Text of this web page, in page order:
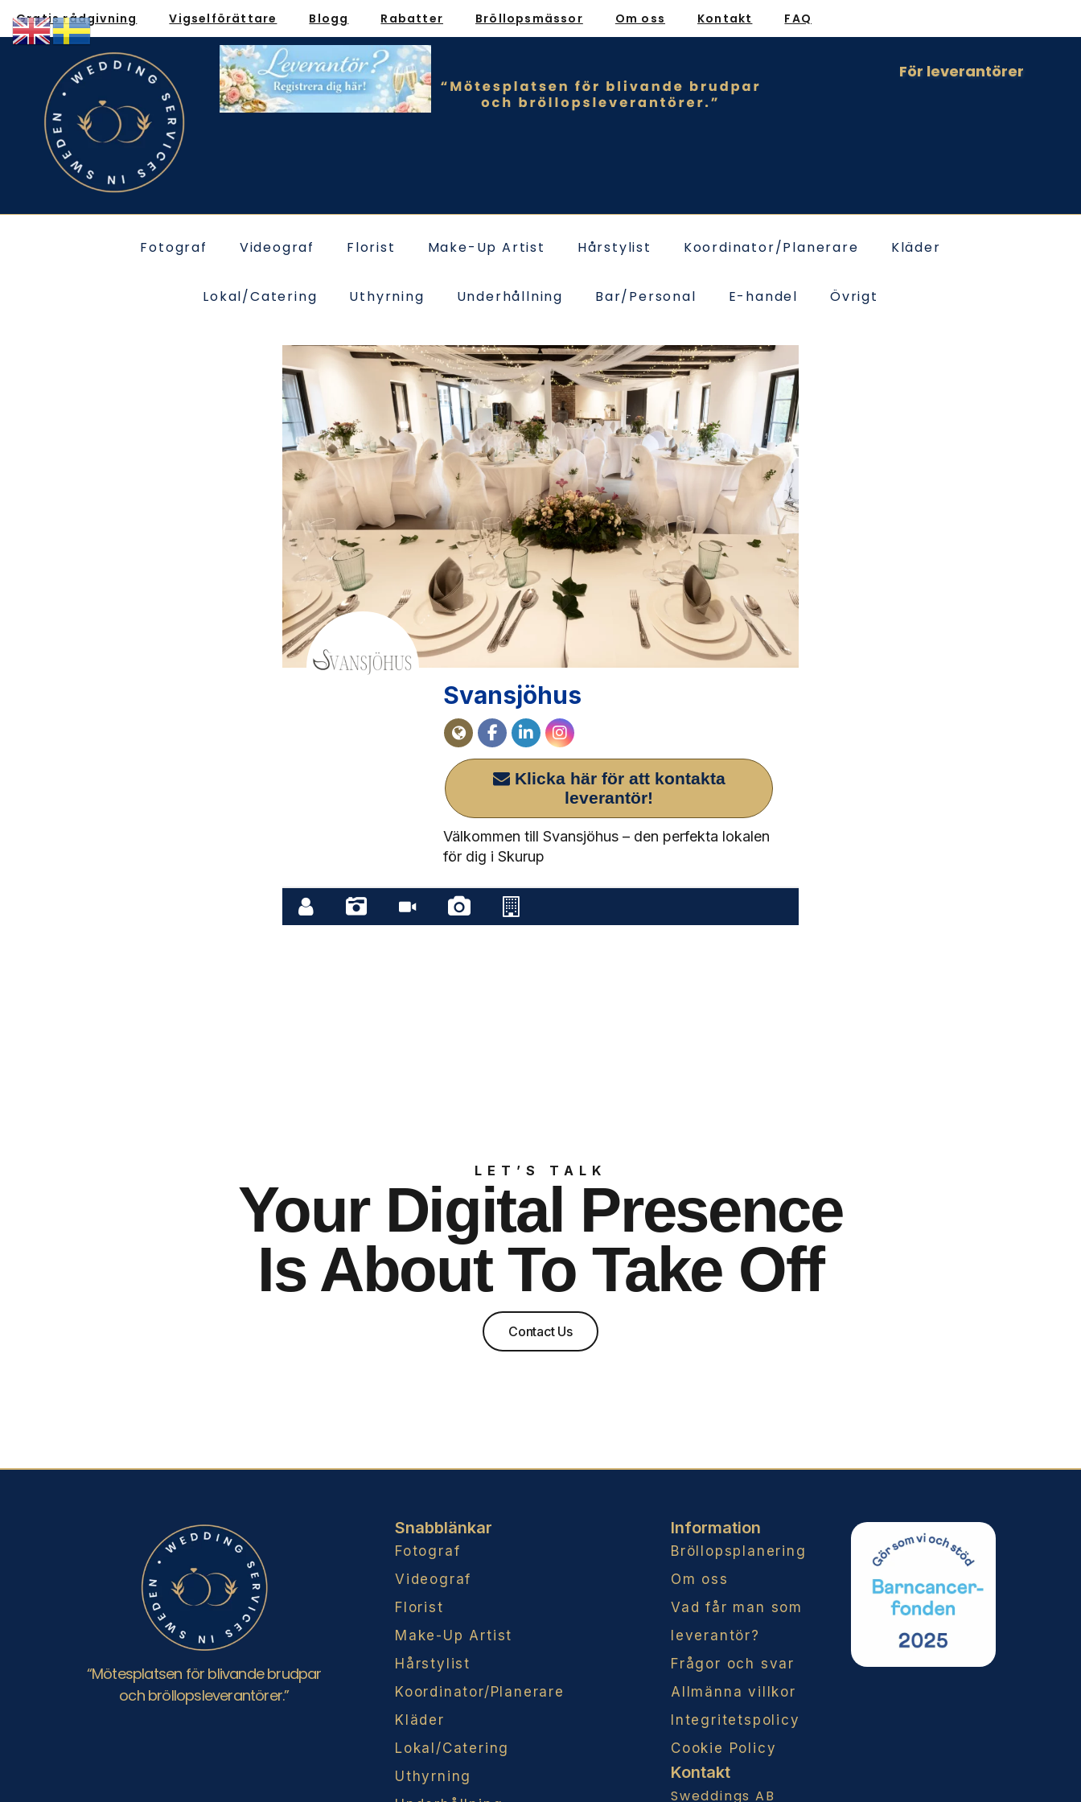
Gratis rådgivning Vigselförättare Blogg Rabatter Bröllopsmässor Om oss Kontakt FAQ
För leverantörer
Fotograf Videograf Florist Make-Up Artist Hårstylist Koordinator/Planerare Kläder
Lokal/Catering Uthyrning Underhållning Bar/Personal E-handel Övrigt
Svansjöhus
Klicka här för att kontakta
leverantör!
Välkommen till Svansjöhus – den perfekta lokalen
för dig i Skurup
LET’S TALK
Your Digital Presence
Is About To Take Off
Contact Us
“Mötesplatsen för blivande brudpar
och bröllopsleverantörer.”
Snabblänkar
Fotograf
Videograf
Florist
Make-Up Artist
Hårstylist
Koordinator/Planerare
Kläder
Lokal/Catering
Uthyrning
Information
Bröllopsplanering
Om oss
Vad får man som
leverantör?
Frågor och svar
Allmänna villkor
Integritetspolicy
Cookie Policy
Kontakt
Sweddings AB